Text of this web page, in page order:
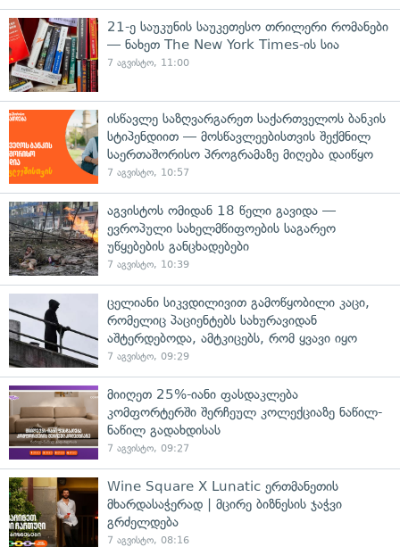
21-ე საუკუნის საუკეთესო თრილერი რომანები
— ნახეთ The New York Times-ის სია
7 აგვისტო, 11:00
ისწავლე საზღვარგარეთ საქართველოს ბანკის
სტიპენდიით — მოსწავლეებისთვის შექმნილ
საერთაშორისო პროგრამაზე მიღება დაიწყო
7 აგვისტო, 10:57
აგვისტოს ომიდან 18 წელი გავიდა —
ევროპული სახელმწიფოების საგარეო
უწყებების განცხადებები
7 აგვისტო, 10:39
ცელიანი სიკვდილივით გამოწყობილი კაცი,
რომელიც პაციენტებს სახურავიდან
აშტერდებოდა, ამტკიცებს, რომ ყვავი იყო
7 აგვისტო, 09:29
მიიღეთ 25%-იანი ფასდაკლება
კომფორტერში შერჩეულ კოლექციაზე ნაწილ-
ნაწილ გადახდისას
7 აგვისტო, 09:27
Wine Square X Lunatic ერთმანეთის
მხარდასაჭერად | მცირე ბიზნესის ჯაჭვი
გრძელდება
7 აგვისტო, 08:16